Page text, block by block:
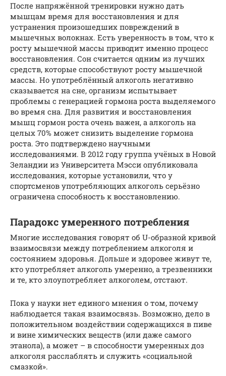
После напряжённой тренировки нужно дать
мышцам время для восстановления и для
устранения произошедших повреждений в
мышечных волокнах. Есть уверенность в том, что к
росту мышечной массы приводит именно процесс
восстановления. Сон считается одним из лучших
средств, которые способствуют росту мышечной
массы. Но употреблённый алкоголь негативно
сказывается на сне, организм испытывает
проблемы с генерацией гормона роста выделяемого
во время сна. Для развития и восстановления
мышц гормон роста очень важен, а алкоголь на
целых 70% может снизить выделение гормона
роста. Это подтверждено научными
исследованиями. В 2012 году группа учёных в Новой
Зеландии из Университета Мэсси опубликовала
исследования, которые установили, что у
спортсменов употребляющих алкоголь серьёзно
ограничена способность к восстановлению.
Парадокс умеренного потребления
Многие исследования говорят об U-образной кривой
взаимосвязи между потреблением алкоголя и
состоянием здоровья. Дольше и здоровее живут те,
кто употребляет алкоголь умеренно, а трезвенники
и те, кто злоупотребляет алкоголем, отстают.
Пока у науки нет единого мнения о том, почему
наблюдается такая взаимосвязь. Возможно, дело в
положительном воздействии содержащихся в пиве
и вине химических веществ (или даже самого
этанола), а может – в способности умеренных доз
алкоголя расслаблять и служить «социальной
смазкой».